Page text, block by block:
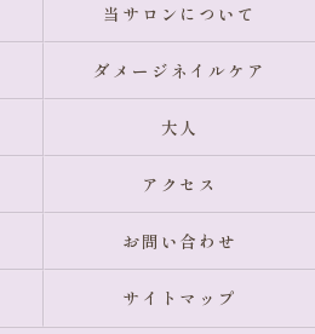
当サロンについて
ダメージネイルケア
大人
アクセス
お問い合わせ
サイトマップ